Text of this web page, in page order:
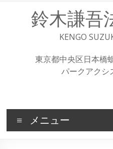
鈴木謙吾
KENGO
東京都中央区日本橋
パークアクシス
メニュー